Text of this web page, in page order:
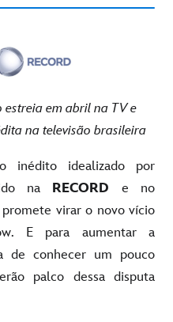
em abril na TV e
na televisão brasileira
inédito idealizado por
na RECORD e no
virar o novo vício
E para aumentar a
de conhecer um pouco
palco dessa disputa